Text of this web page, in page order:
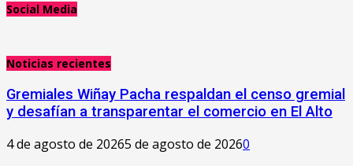
Social Media
Noticias recientes
Gremiales Wiñay Pacha respaldan el censo gremial
y desafían a transparentar el comercio en El Alto
4 de agosto de 20265 de agosto de 20260